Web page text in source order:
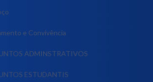
e Convivência
ADMINSTRATIVOS
ESTUDANTIS